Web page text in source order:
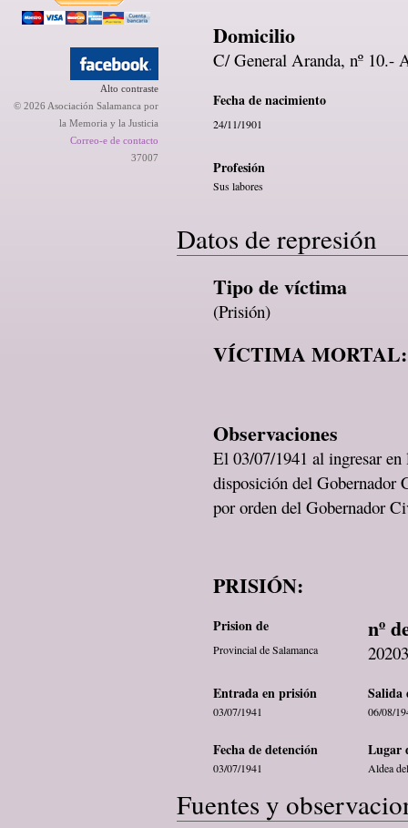
Alto contraste
© 2026 Asociación Salamanca por
la Memoria y la Justicia
Correo-e de contacto
37007
Domicilio
C/ General Aranda, nº 10.-
Fecha de nacimiento
24/11/1901
Profesión
Sus labores
Datos de represión
Tipo de víctima
(Prisión)
VÍCTIMA MORTAL:
Observaciones
El 03/07/1941 al ingresar
disposición del Gobernador
por orden del Gobernador
PRISIÓN:
Prision de nº
Provincial de Salamanca 20203
Entrada en prisión Salida
03/07/1941 06/08/
Fecha de detención Lugar
03/07/1941 Aldea
Fuentes y